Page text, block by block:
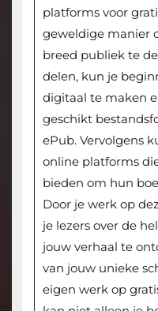
platforms voor
geweldige manier
breed publiek te
delen, kun je
digitaal te maken
geschikt
ePub. Vervolgens
online platforms
bieden om hun
Door je werk op
je lezers over de
jouw verhaal te
van jouw unieke
eigen werk op